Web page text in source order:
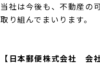
当社は今後も、不動産の
取り組んでまいります。
【日本郵便株式会社 会社